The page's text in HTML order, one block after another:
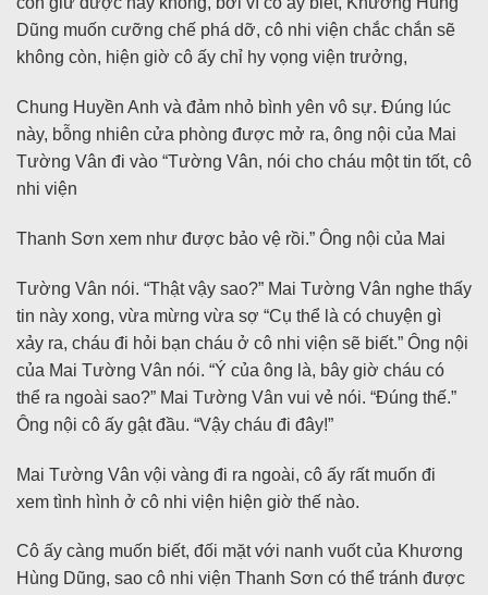
Dũng muốn cưỡng chế phá dỡ, cô nhi viện chắc chắn sẽ
không còn, hiện giờ cô ấy chỉ hy vọng viện trưởng,
Chung Huyền Anh và đảm nhỏ bình yên vô sự. Đúng lúc
này, bỗng nhiên cửa phòng được mở ra, ông nội của Mai
Tường Vân đi vào “Tường Vân, nói cho cháu một tin tốt, cô
nhi viện
Thanh Sơn xem như được bảo vệ rồi.” Ông nội của Mai
Tường Vân nói. “Thật vậy sao?” Mai Tường Vân nghe thấy
tin này xong, vừa mừng vừa sợ “Cụ thể là có chuyện gì
xảy ra, cháu đi hỏi bạn cháu ở cô nhi viện sẽ biết.” Ông nội
của Mai Tường Vân nói. “Ý của ông là, bây giờ cháu có
thể ra ngoài sao?” Mai Tường Vân vui vẻ nói. “Đúng thế.”
Ông nội cô ấy gật đầu. “Vậy cháu đi đây!”
Mai Tường Vân vội vàng đi ra ngoài, cô ấy rất muốn đi
xem tình hình ở cô nhi viện hiện giờ thế nào.
Cô ấy càng muốn biết, đối mặt với nanh vuốt của Khương
Hùng Dũng, sao cô nhi viện Thanh Sơn có thể tránh được